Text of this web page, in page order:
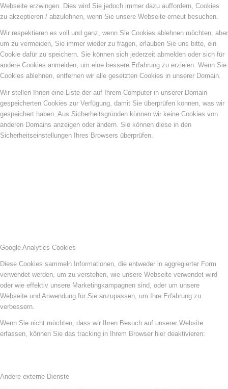
Webseite erzwingen. Dies wird Sie jedoch immer dazu auffordern, Cookies
zu akzeptieren / abzulehnen, wenn Sie unsere Webseite erneut besuchen.
Wir respektieren es voll und ganz, wenn Sie Cookies ablehnen möchten, aber
um zu vermeiden, Sie immer wieder zu fragen, erlauben Sie uns bitte, ein
Cookie dafür zu speichern. Sie können sich jederzeit abmelden oder sich für
andere Cookies anmelden, um eine bessere Erfahrung zu erzielen. Wenn Sie
Cookies ablehnen, entfernen wir alle gesetzten Cookies in unserer Domain.
Wir stellen Ihnen eine Liste der auf Ihrem Computer in unserer Domain
gespeicherten Cookies zur Verfügung, damit Sie überprüfen können, was wir
gespeichert haben. Aus Sicherheitsgründen können wir keine Cookies von
anderen Domains anzeigen oder ändern. Sie können diese in den
Sicherheitseinstellungen Ihres Browsers überprüfen.
Google Analytics Cookies
Diese Cookies sammeln Informationen, die entweder in aggregierter Form
verwendet werden, um zu verstehen, wie unsere Webseite verwendet wird
oder wie effektiv unsere Marketingkampagnen sind, oder um unsere
Webseite und Anwendung für Sie anzupassen, um Ihre Erfahrung zu
verbessern.
Wenn Sie nicht möchten, dass wir Ihren Besuch auf unserer Website
erfassen, können Sie das tracking in Ihrem Browser hier deaktivieren:
Andere externe Dienste